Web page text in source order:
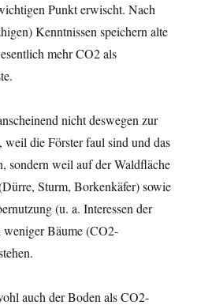
Punkt erwischt. Nach
Kenntnissen speichern alte
mehr CO2 als
nicht deswegen zur
die Förster faul sind und das
sondern weil auf der Waldfläche
Sturm, Borkenkäfer) sowie
(u. a. Interessen der
weniger Bäume (CO2-
auch der Boden als CO2-